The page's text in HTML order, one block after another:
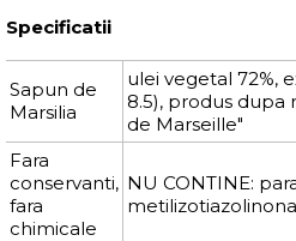
Specificatii
Sapun de
Marsilia
ulei vegetal 72%,
8.5), produs dupa
de Marseille"
Fara
conservanti,
fara
chimicale
NU CONTINE:
metilizotiazolinona